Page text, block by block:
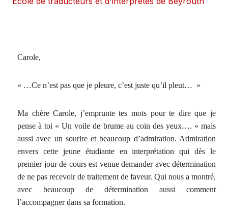
Carole,
« …Ce n’est pas que je pleure, c’est juste qu’il pleut… »
Ma chère Carole, j’emprunte tes mots pour te dire que je
pense à toi « Un voile de brume au coin des yeux…. » mais
aussi avec un sourire et beaucoup d’admiration. Admiration
envers cette jeune étudiante en interprétation qui dès le
premier jour de cours est venue demander avec détermination
de ne pas recevoir de traitement de faveur. Qui nous a montré,
avec beaucoup de détermination aussi comment
l’accompagner dans sa formation.